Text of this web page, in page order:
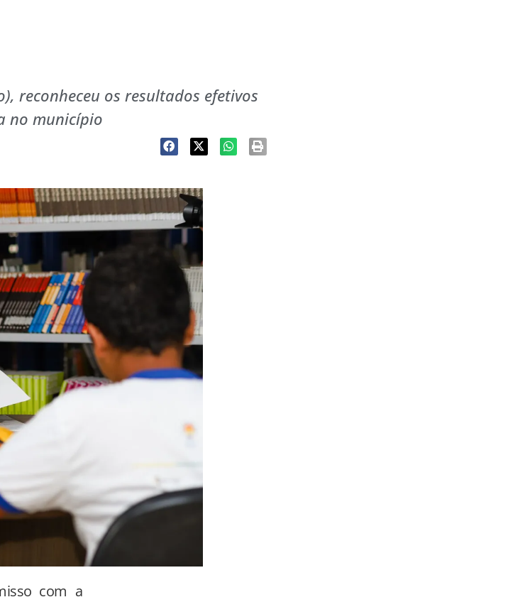
reconheceu os resultados efetivos
no município
com a